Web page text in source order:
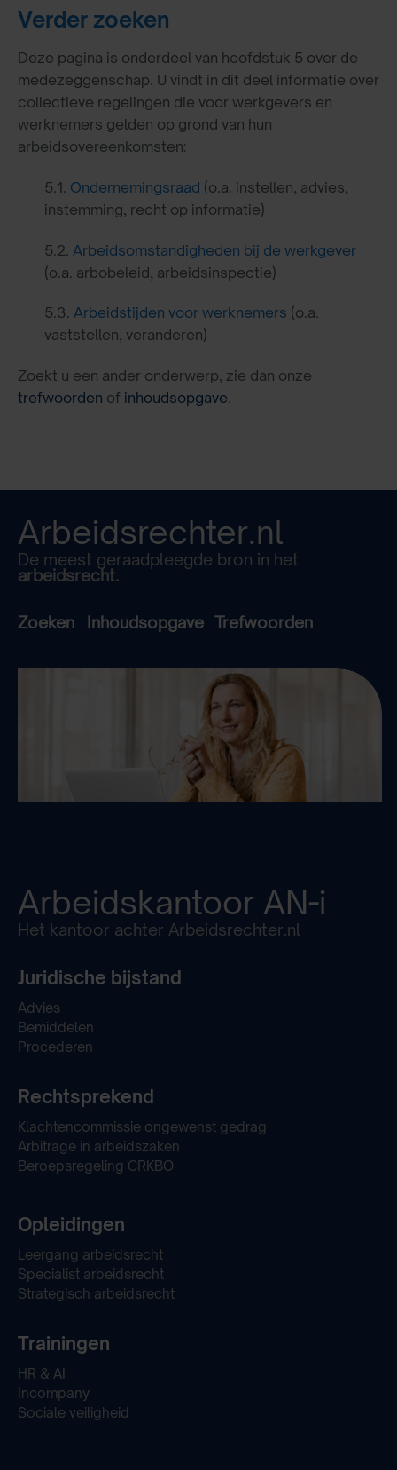
Verder zoeken
Deze pagina is onderdeel van hoofdstuk 5 over de
medezeggenschap. U vindt in dit deel informatie over
collectieve regelingen die voor werkgevers en
werknemers gelden op grond van hun
arbeidsovereenkomsten:
5.1. Ondernemingsraad (o.a. instellen, advies,
instemming, recht op informatie)
5.2. Arbeidsomstandigheden bij de werkgever
(o.a. arbobeleid, arbeidsinspectie)
5.3. Arbeidstijden voor werknemers (o.a.
vaststellen, veranderen)
Zoekt u een ander onderwerp, zie dan onze
trefwoorden of inhoudsopgave.
Arbeidsrechter.nl
De meest geraadpleegde bron in het
arbeidsrecht.
Zoeken Inhoudsopgave Trefwoorden
Arbeidskantoor AN-i
Het kantoor achter Arbeidsrechter.nl
Juridische bijstand
Advies
Bemiddelen
Procederen
Rechtsprekend
Klachtencommissie ongewenst gedrag
Arbitrage in arbeidszaken
Beroepsregeling CRKBO
Opleidingen
Leergang arbeidsrecht
Specialist arbeidsrecht
Strategisch arbeidsrecht
Trainingen
HR & AI
Incompany
Sociale veiligheid